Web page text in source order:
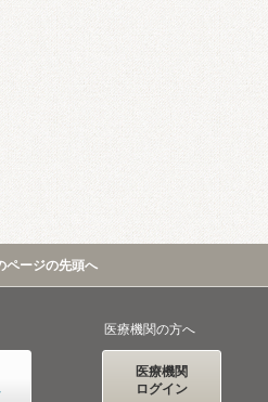
ページの先頭へ
医療機関の方へ
医療機関
ログイン